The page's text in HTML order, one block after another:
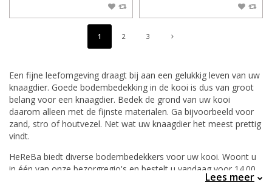
1 2 3
Een fijne leefomgeving draagt bij aan een gelukkig leven van uw
knaagdier. Goede bodembedekking in de kooi is dus van groot
belang voor een knaagdier. Bedek de grond van uw kooi
daarom alleen met de fijnste materialen. Ga bijvoorbeeld voor
zand, stro of houtvezel. Net wat uw knaagdier het meest prettig
vindt.
HeReBa biedt diverse bodembedekkers voor uw kooi. Woont u
in één van onze bezorgregio's en bestelt u vandaag voor 14.00
uur? Dan heeft u de materialen vandaag nog in huis.Lees meer